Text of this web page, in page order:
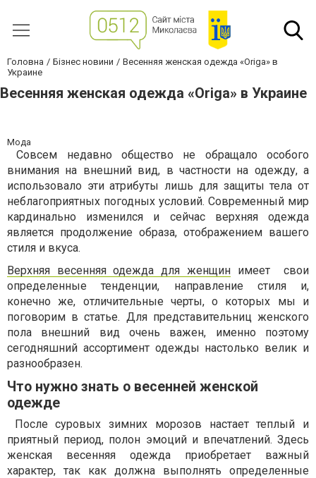
Головна Бізнес новини
Весенняя женская одежда «Origa» в
Украине
Весенняя женская одежда «Origa» в Украине
Мода
Совсем недавно общество не обращало особого
внимания на внешний вид, в частности на одежду, а
использовало эти атрибуты лишь для защиты тела от
неблагоприятных погодных условий. Современный мир
кардинально изменился и сейчас верхняя одежда
является продолжение образа, отображением вашего
стиля и вкуса.
Верхняя весенняя одежда для женщинимеет свои
определенные тенденции, направление стиля и,
конечно же, отличительные черты, о которых мы и
поговорим в статье. Для представительниц женского
пола внешний вид очень важен, именно поэтому
сегодняшний ассортимент одежды настолько велик и
разнообразен.
Что нужно знать о весенней женской
одежде
После суровых зимних морозов настает теплый и
приятный период, полон эмоций и впечатлений. Здесь
женская весенняя одежда приобретает важный
характер, так как должна выполнять определенные